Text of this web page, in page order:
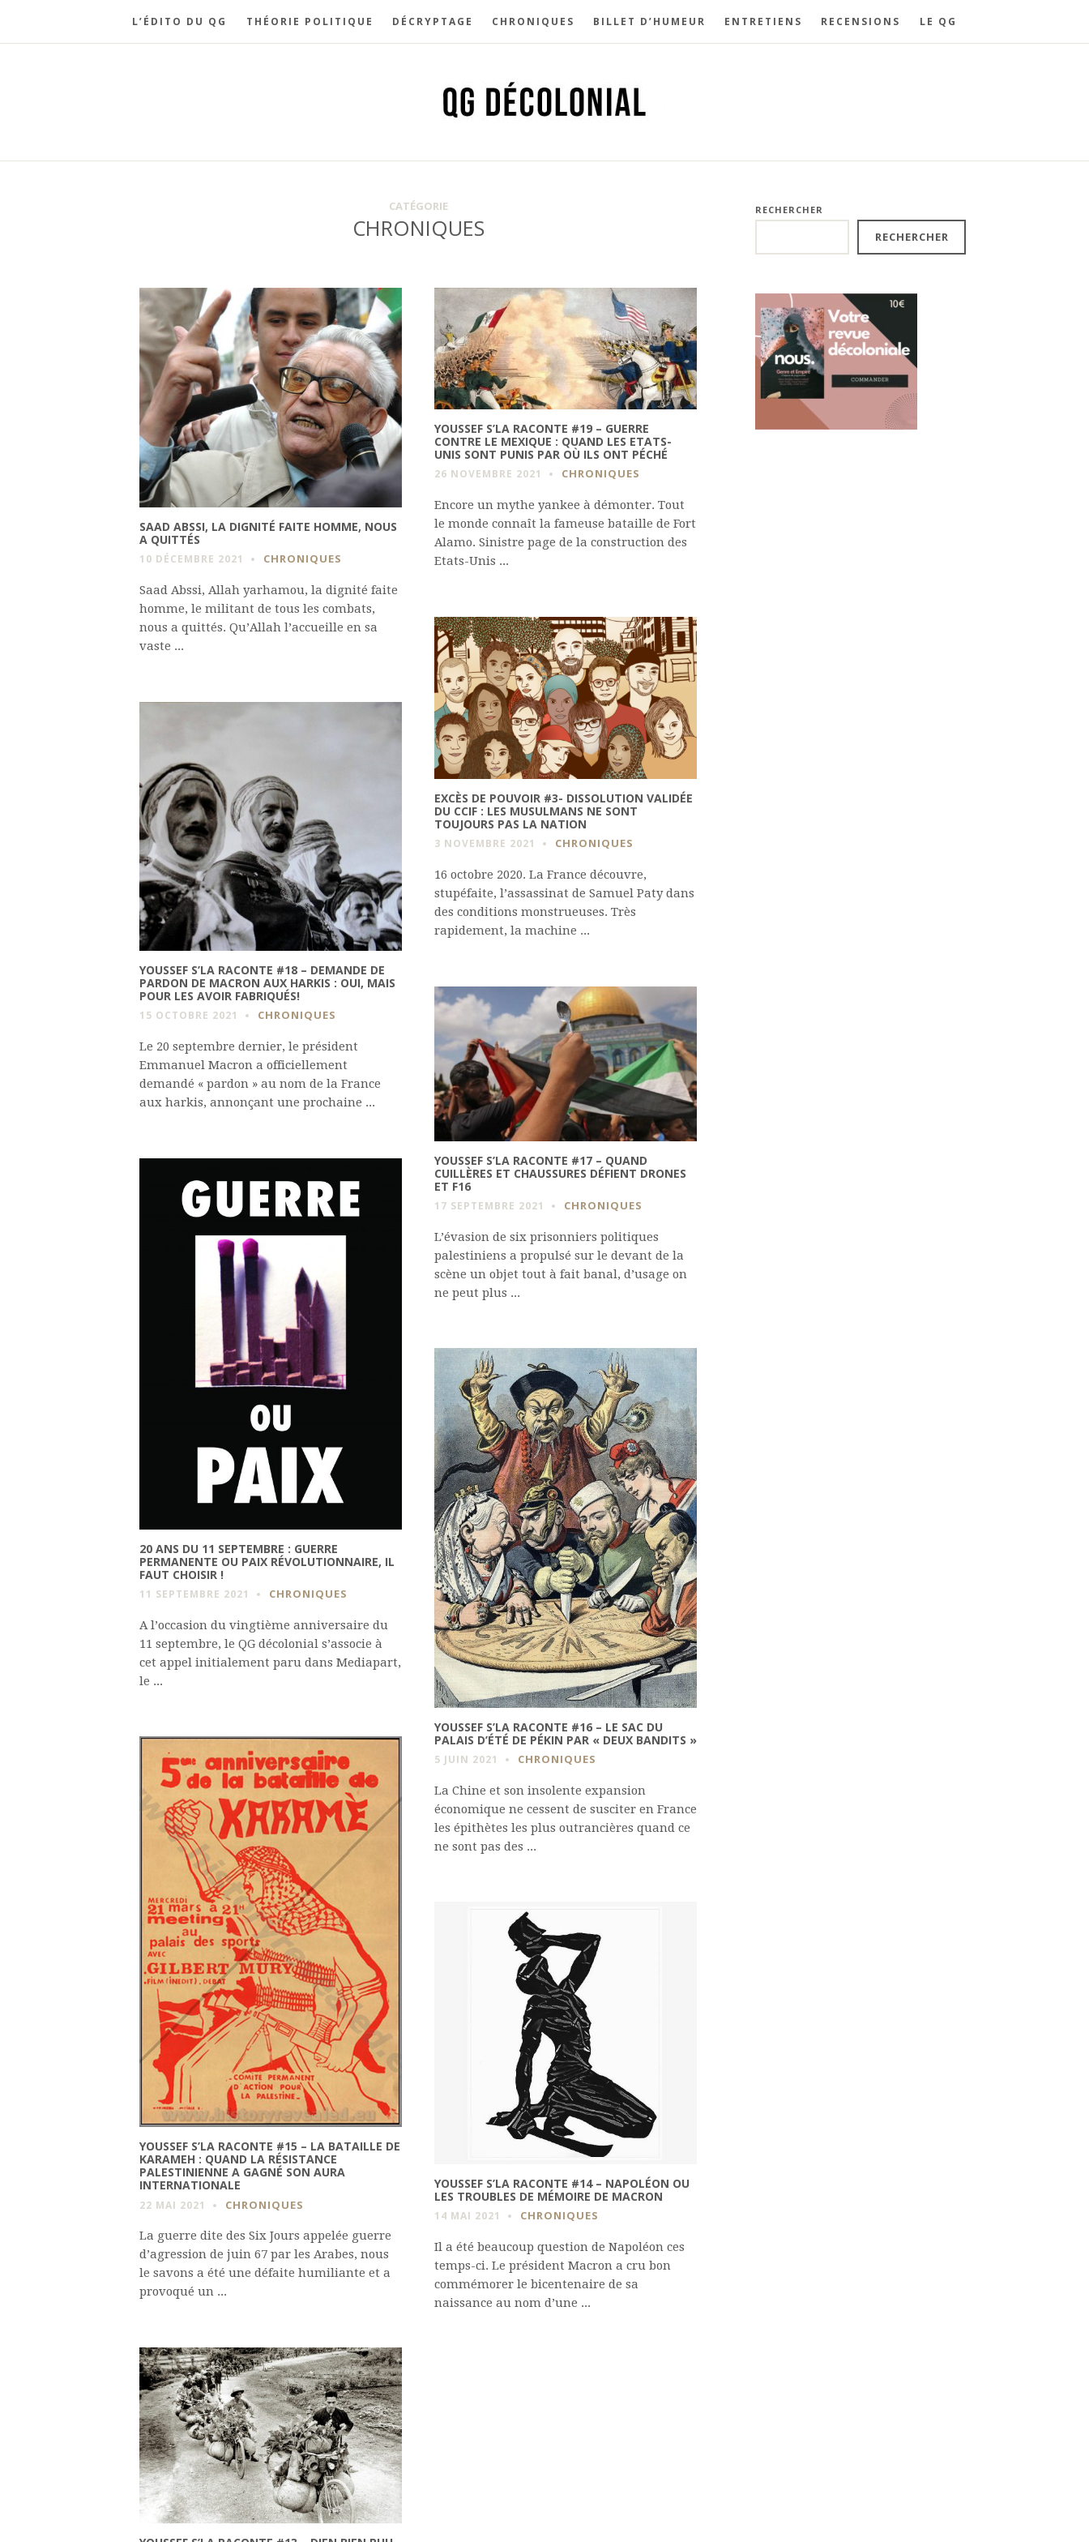
L’ÉDITO DU QG THÉORIE POLITIQUE DÉCRYPTAGE CHRONIQUES BILLET D’HUMEUR ENTRETIENS RECENSIONS LE QG
CATÉGORIE
CHRONIQUES
SAAD ABSSI, LA DIGNITÉ FAITE HOMME, NOUS
A QUITTÉS
10 DÉCEMBRE 2021 CHRONIQUES
Saad Abssi, Allah yarhamou, la dignité faite
homme, le militant de tous les combats,
nous a quittés. Qu’Allah l’accueille en sa
vaste ...
YOUSSEF S’LA RACONTE #19 – GUERRE
CONTRE LE MEXIQUE : QUAND LES ETATS-
UNIS SONT PUNIS PAR OÙ ILS ONT PÉCHÉ
26 NOVEMBRE 2021 CHRONIQUES
Encore un mythe yankee à démonter. Tout
le monde connaît la fameuse bataille de Fort
Alamo. Sinistre page de la construction des
Etats-Unis ...
EXCÈS DE POUVOIR #3- DISSOLUTION VALIDÉE
DU CCIF : LES MUSULMANS NE SONT
TOUJOURS PAS LA NATION
3 NOVEMBRE 2021 CHRONIQUES
16 octobre 2020. La France découvre,
stupéfaite, l’assassinat de Samuel Paty dans
des conditions monstrueuses. Très
rapidement, la machine ...
YOUSSEF S’LA RACONTE #18 – DEMANDE DE
PARDON DE MACRON AUX HARKIS : OUI, MAIS
POUR LES AVOIR FABRIQUÉS!
15 OCTOBRE 2021 CHRONIQUES
Le 20 septembre dernier, le président
Emmanuel Macron a officiellement
demandé « pardon » au nom de la France
aux harkis, annonçant une prochaine ...
YOUSSEF S’LA RACONTE #17 – QUAND
CUILLÈRES ET CHAUSSURES DÉFIENT DRONES
ET F16
17 SEPTEMBRE 2021 CHRONIQUES
L’évasion de six prisonniers politiques
palestiniens a propulsé sur le devant de la
scène un objet tout à fait banal, d’usage on
ne peut plus ...
20 ANS DU 11 SEPTEMBRE : GUERRE
PERMANENTE OU PAIX RÉVOLUTIONNAIRE, IL
FAUT CHOISIR !
11 SEPTEMBRE 2021 CHRONIQUES
A l’occasion du vingtième anniversaire du
11 septembre, le QG décolonial s’associe à
cet appel initialement paru dans Mediapart,
le ...
YOUSSEF S’LA RACONTE #16 – LE SAC DU
PALAIS D’ÉTÉ DE PÉKIN PAR « DEUX BANDITS »
5 JUIN 2021 CHRONIQUES
La Chine et son insolente expansion
économique ne cessent de susciter en France
les épithètes les plus outrancières quand ce
ne sont pas des ...
YOUSSEF S’LA RACONTE #15 – LA BATAILLE DE
KARAMEH : QUAND LA RÉSISTANCE
PALESTINIENNE A GAGNÉ SON AURA
INTERNATIONALE
22 MAI 2021 CHRONIQUES
La guerre dite des Six Jours appelée guerre
d’agression de juin 67 par les Arabes, nous
le savons a été une défaite humiliante et a
provoqué un ...
YOUSSEF S’LA RACONTE #14 – NAPOLÉON OU
LES TROUBLES DE MÉMOIRE DE MACRON
14 MAI 2021 CHRONIQUES
Il a été beaucoup question de Napoléon ces
temps-ci. Le président Macron a cru bon
commémorer le bicentenaire de sa
naissance au nom d’une ...
RECHERCHER
RECHERCHER